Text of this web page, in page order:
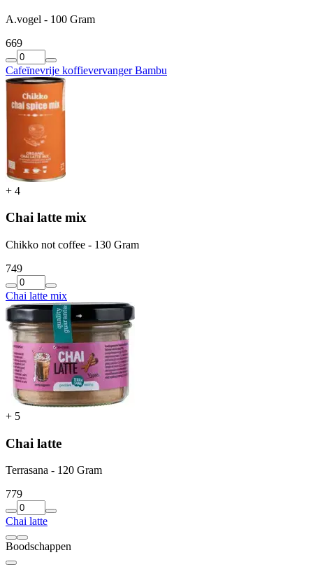
A.vogel - 100 Gram
669
Cafeïnevrije koffievervanger Bambu
+ 4
Chai latte mix
Chikko not coffee - 130 Gram
749
Chai latte mix
+ 5
Chai latte
Terrasana - 120 Gram
779
Chai latte
Boodschappen